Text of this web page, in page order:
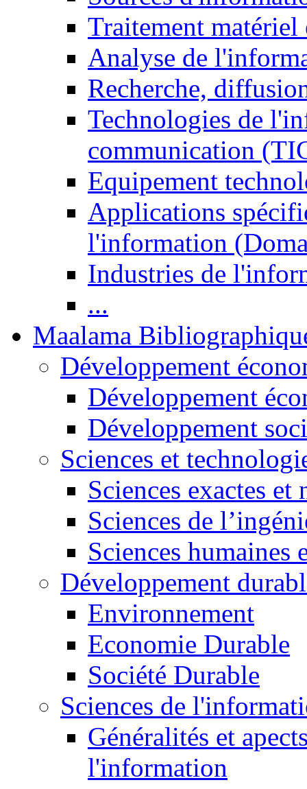
Traitement matériel
Analyse de
Recherche,
Technologies de
communication
Equipement
Applications
l'information
Industries de
...
Maalama
Développement
Développement
Développement
Sciences et
Sciences exactes et
Sciences de
Sciences humaines
Développement
Environnement
Economie Durable
Société Durable
Sciences de
Généralités et
l'information